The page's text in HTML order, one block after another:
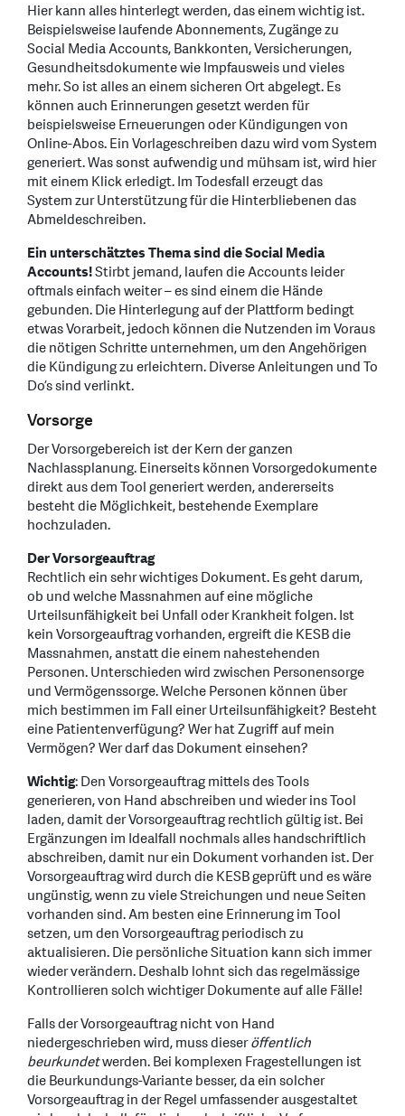
Hier kann alles hinterlegt werden, das einem wichtig ist.
Beispielsweise laufende Abonnements, Zugänge zu
Social Media Accounts, Bankkonten, Versicherungen,
Gesundheitsdokumente wie Impfausweis und vieles
mehr. So ist alles an einem sicheren Ort abgelegt. Es
können auch Erinnerungen gesetzt werden für
beispielsweise Erneuerungen oder Kündigungen von
Online-Abos. Ein Vorlageschreiben dazu wird vom System
generiert. Was sonst aufwendig und mühsam ist, wird hier
mit einem Klick erledigt. Im Todesfall erzeugt das
System zur Unterstützung für die Hinterbliebenen das
Abmeldeschreiben.
Ein unterschätztes Thema sind die Social Media
Accounts!Stirbt jemand, laufen die Accounts leider
oftmals einfach weiter – es sind einem die Hände
gebunden. Die Hinterlegung auf der Plattform bedingt
etwas Vorarbeit, jedoch können die Nutzenden im Voraus
die nötigen Schritte unternehmen, um den Angehörigen
die Kündigung zu erleichtern. Diverse Anleitungen und To
Do’s sind verlinkt.
Vorsorge
Der Vorsorgebereich ist der Kern der ganzen
Nachlassplanung. Einerseits können Vorsorgedokumente
direkt aus dem Tool generiert werden, andererseits
besteht die Möglichkeit, bestehende Exemplare
hochzuladen.
Der Vorsorgeauftrag
Rechtlich ein sehr wichtiges Dokument. Es geht darum,
ob und welche Massnahmen auf eine mögliche
Urteilsunfähigkeit bei Unfall oder Krankheit folgen. Ist
kein Vorsorgeauftrag vorhanden, ergreift die KESB die
Massnahmen, anstatt die einem nahestehenden
Personen. Unterschieden wird zwischen Personensorge
und Vermögenssorge. Welche Personen können über
mich bestimmen im Fall einer Urteilsunfähigkeit? Besteht
eine Patientenverfügung? Wer hat Zugriff auf mein
Vermögen? Wer darf das Dokument einsehen?
Wichtig: Den Vorsorgeauftrag mittels des Tools
generieren, von Hand abschreiben und wieder ins Tool
laden, damit der Vorsorgeauftrag rechtlich gültig ist. Bei
Ergänzungen im Idealfall nochmals alles handschriftlich
abschreiben, damit nur ein Dokument vorhanden ist. Der
Vorsorgeauftrag wird durch die KESB geprüft und es wäre
ungünstig, wenn zu viele Streichungen und neue Seiten
vorhanden sind. Am besten eine Erinnerung im Tool
setzen, um den Vorsorgeauftrag periodisch zu
aktualisieren. Die persönliche Situation kann sich immer
wieder verändern. Deshalb lohnt sich das regelmässige
Kontrollieren solch wichtiger Dokumente auf alle Fälle!
Falls der Vorsorgeauftrag nicht von Hand
niedergeschrieben wird, muss dieseröffentlich
beurkundetwerden. Bei komplexen Fragestellungen ist
die Beurkundungs-Variante besser, da ein solcher
Vorsorgeauftrag in der Regel umfassender ausgestaltet